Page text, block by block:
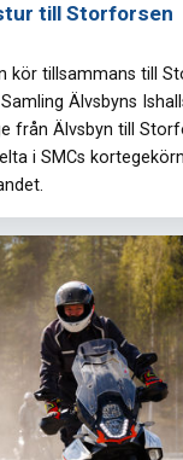
till Storforsen
kör tillsammans till
Älvsbyns
från Älvsbyn till
i SMCs